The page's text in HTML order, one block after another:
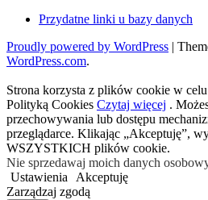
Przydatne linki u bazy danych
Proudly powered by WordPress |
WordPress.com.
Strona korzysta z plików cookie w
Polityką Cookies Czytaj więcej .
przechowywania lub dostępu
przeglądarce. Klikając „Akceptuję”,
WSZYSTKICH plików cookie.
Nie sprzedawaj moich danych
Ustawienia
Akceptuję
Zarządzaj zgodą